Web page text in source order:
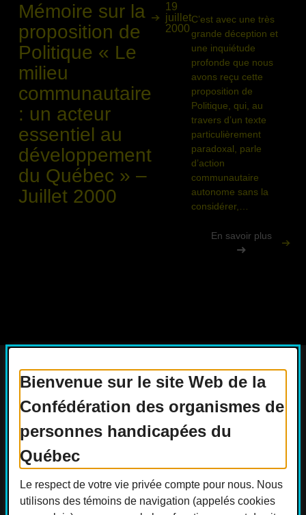
Bienvenue sur le site Web de la
Confédération des organismes de
personnes handicapées du
Québec
Le respect de votre vie privée compte pour nous. Nous
utilisons des témoins de navigation (appelés cookies
Mémoire sur la
proposition de
Politique « Le
milieu
communautaire
: un acteur
essentiel au
développement
du Québec » –
Juillet 2000
19
juillet
2000
C’est avec une très
grande déception et
une inquiétude
profonde que nous
avons reçu cette
proposition de
Politique, qui, au
travers d’un texte
particulièrement
paradoxal, parle
d’action
communautaire
autonome sans la
considérer,…
En savoir plus
Actualités
Devenir membre
Nous joindre
Nous recrutons
Guide sur l’accessibilité universelle